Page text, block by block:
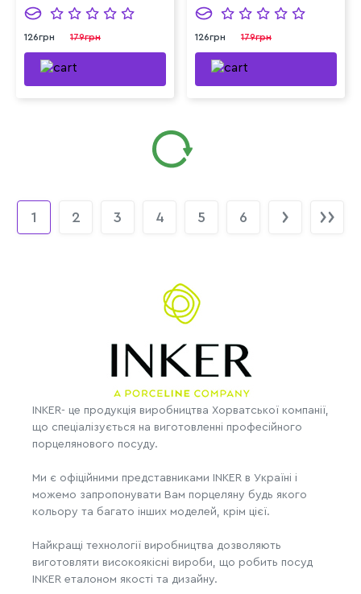
126грн 179грн 126грн 179грн
1 2 3 4 5 6
INKER- це продукція виробництва Хорватської компанії,
що спеціалізується на виготовленні професійного
порцелянового посуду.
Ми є офіційними представниками INKER в Україні і
можемо запропонувати Вам порцеляну будь якого
кольору та багато інших моделей, крім цієї.
Найкращі технології виробництва дозволяють
виготовляти високоякісні вироби, що робить посуд
INKER еталоном якості та дизайну.